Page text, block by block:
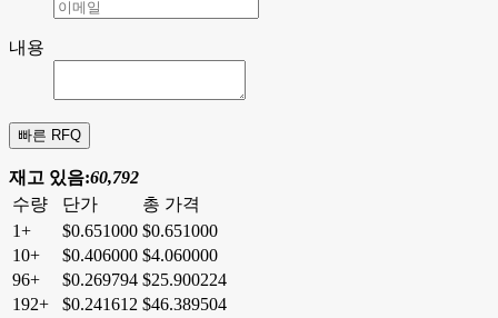
내용
재고 있음:60,792
수량
단가
총 가격
1+
$0.651000 $0.651000
10+
$0.406000 $4.060000
96+
$0.269794 $25.900224
192+
$0.241612 $46.389504